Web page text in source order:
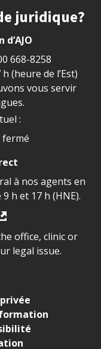
juridique?
668-8258
(heure de l’Est)
vous servir
:
fermé
à nos agents en
h et 17 h (HNE).
office, clinic or
legal issue.